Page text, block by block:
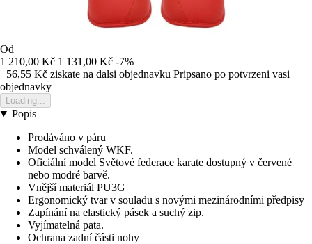
Od
1 210,00 Kč 1 131,00 Kč -7%
+56,55 Kč ziskate na dalsi objednavku Pripsano po potvrzeni vasi
objednavky
Loading...
Popis
Prodáváno v páru
Model schválený WKF.
Oficiální model Světové federace karate dostupný v červené
nebo modré barvě.
Vnější materiál PU3G
Ergonomický tvar v souladu s novými mezinárodními předpisy
Zapínání na elastický pásek a suchý zip.
Vyjímatelná pata.
Ochrana zadní části nohy